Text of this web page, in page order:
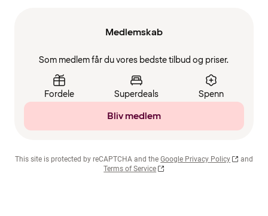
Medlemskab
Som medlem får du vores bedste tilbud og priser.
Fordele Superdeals Spenn
Bliv medlem
This site is protected by reCAPTCHA and the Google Privacy Policy
and
Terms of Service